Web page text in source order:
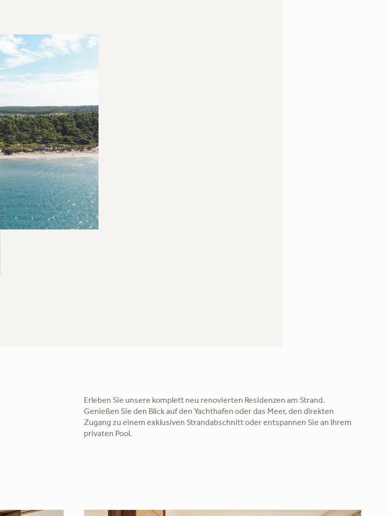
Erleben Sie unsere komplett neu renovierten Residenzen am Strand.
Genießen Sie den Blick auf den Yachthafen oder das Meer, den direkten
Zugang zu einem exklusiven Strandabschnitt oder entspannen Sie an Ihrem
privaten Pool.